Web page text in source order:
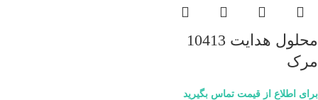
محلول هدایت 10413
مرک
برای اطلاع از قیمت تماس بگیرید